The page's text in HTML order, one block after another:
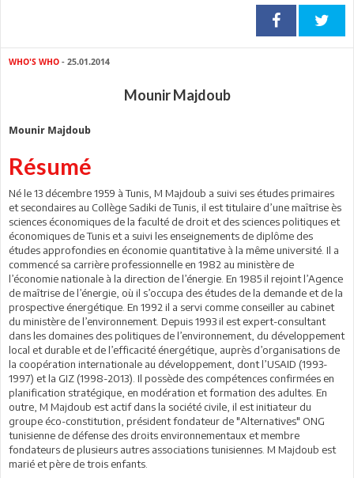
WHO'S WHO - 25.01.2014
Mounir Majdoub
Mounir Majdoub
Résumé
Né le 13 décembre 1959 à Tunis, M Majdoub a suivi ses études primaires
et secondaires au Collège Sadiki de Tunis, il est titulaire d’une maîtrise ès
sciences économiques de la faculté de droit et des sciences politiques et
économiques de Tunis et a suivi les enseignements de diplôme des
études approfondies en économie quantitative à la même université. Il a
commencé sa carrière professionnelle en 1982 au ministère de
l’économie nationale à la direction de l’énergie. En 1985 il rejoint l’Agence
de maîtrise de l’énergie, où il s’occupa des études de la demande et de la
prospective énergétique. En 1992 il a servi comme conseiller au cabinet
du ministère de l’environnement. Depuis 1993 il est expert-consultant
dans les domaines des politiques de l’environnement, du développement
local et durable et de l’efficacité énergétique, auprès d’organisations de
la coopération internationale au développement, dont l’USAID (1993-
1997) et la GIZ (1998-2013). Il possède des compétences confirmées en
planification stratégique, en modération et formation des adultes. En
outre, M Majdoub est actif dans la société civile, il est initiateur du
groupe éco-constitution, président fondateur de "Alternatives" ONG
tunisienne de défense des droits environnementaux et membre
fondateurs de plusieurs autres associations tunisiennes. M Majdoub est
marié et père de trois enfants.